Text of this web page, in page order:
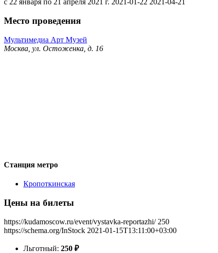
с 22 января по 21 апреля 2021 г. 2021-01-22 2021-04-21
Место проведения
Мультимедиа Арт Музей
Москва, ул. Остоженка, д. 16
Станция метро
Кропоткинская
Цены на билеты
https://kudamoscow.ru/event/vystavka-reportazhi/ 250
https://schema.org/InStock 2021-01-15T13:11:00+03:00
Льготный: 250 ₽